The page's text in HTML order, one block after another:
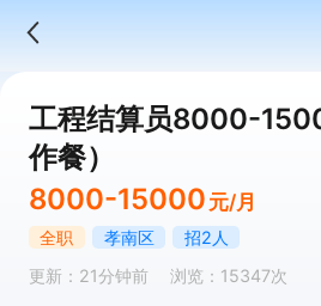
工程结算员8000-
作餐）
8000-15000 元/月
全职 孝南区
招2人
更新：21分钟前
浏览：15347次